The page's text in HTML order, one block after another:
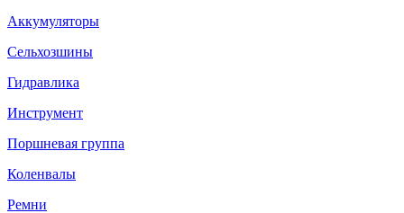
Аккумуляторы
Сельхозшины
Гидравлика
Инструмент
Поршневая группа
Коленвалы
Ремни